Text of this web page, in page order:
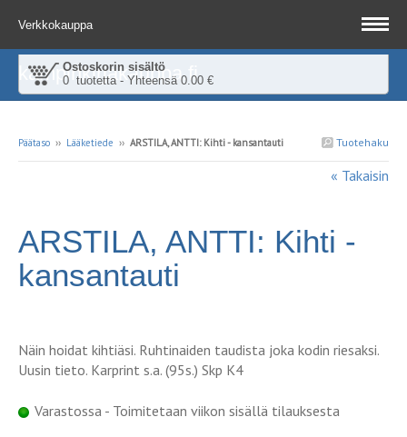
Verkkokauppa
Ostoskorin sisältö
0 tuotetta - Yhteensä 0.00 €
kampinkirjakauppa.fi
Tuotehaku
Päätaso ›› Lääketiede ›› ARSTILA, ANTTI: Kihti - kansantauti
« Takaisin
ARSTILA, ANTTI: Kihti -
kansantauti
Näin hoidat kihtiäsi. Ruhtinaiden taudista joka kodin riesaksi.
Uusin tieto. Karprint s.a. (95s.) Skp K4
Varastossa - Toimitetaan viikon sisällä tilauksesta